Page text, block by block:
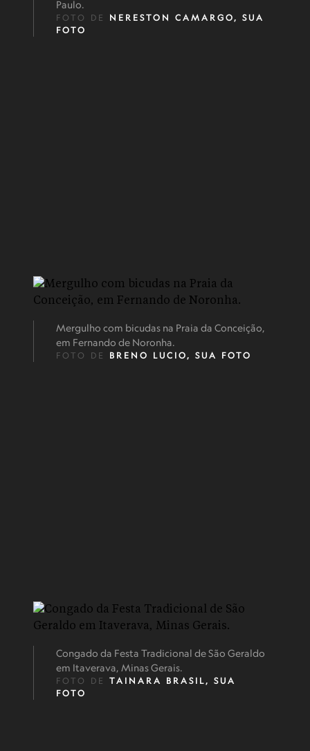
Paulo.
FOTO DE NERESTON CAMARGO, SUA
FOTO
Mergulho com bicudas na Praia da Conceição,
em Fernando de Noronha.
FOTO DE BRENO LUCIO, SUA FOTO
Congado da Festa Tradicional de São Geraldo
em Itaverava, Minas Gerais.
FOTO DE TAINARA BRASIL, SUA
FOTO